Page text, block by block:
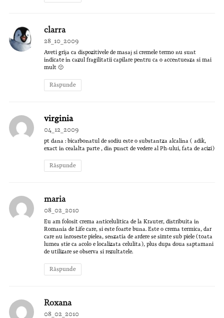
clarra
28_10_2009
Aveti grija ca dispozitivele de masaj si cremele termo nu sunt
indicate in cazul fragilitatii capilare pentru ca o accentueaza si mai
mult 🙁
Răspunde
virginia
04_12_2009
pt dana : bicarbonatul de sodiu este o substantza alcalina ( adik,
exact in cealalta parte , din punct de vedere al Ph-ului, fata de acizi)
Răspunde
maria
08_02_2010
Eu am folosit crema anticelulitica de la Krauter, distribuita in
Romania de Life care, si este foarte buna. Este o crema termica, dar
care nu inroseste pielea, senzatia de ardere se simte sub piele (toata
lumea stie ca acolo e localizata celulita), plus dupa doua saptamani
de utilizare se observa si rezultatele.
Răspunde
Roxana
08_02_2010